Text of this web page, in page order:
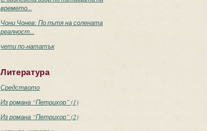
времето...
Чони Чонев: По пътя на солената
реалност...
чети по-нататък
Литература
Средството
Из романа “Петрихор” (1)
Из романа “Петрихор” (2)